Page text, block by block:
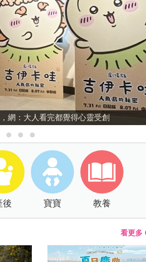
成績而是讀懂孩子的心理準備度
後 寶寶 教養
看更多